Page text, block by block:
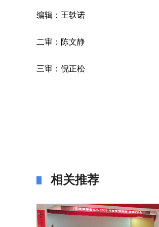
编辑：王轶诺
二审：陈文静
三审：倪正松
相关推荐